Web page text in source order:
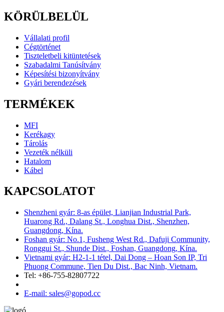
KÖRÜLBELÜL
Vállalati profil
Cégtörténet
Tiszteletbeli kitüntetések
Szabadalmi Tanúsítvány
Képesítési bizonyítvány
Gyári berendezések
TERMÉKEK
MFI
Kerékagy
Tárolás
Vezeték nélküli
Hatalom
Kábel
KAPCSOLATOT
Shenzheni gyár: 8-as épület, Lianjian Industrial Park,
Huarong Rd., Dalang St., Longhua Dist., Shenzhen,
Guangdong, Kína.
Foshan gyár: No.1, Fusheng West Rd., Dafuji Community,
Ronggui St., Shunde Dist., Foshan, Guangdong, Kína.
Vietnami gyár: H2-1-1 tétel, Dai Dong – Hoan Son IP, Tri
Phuong Commune, Tien Du Dist., Bac Ninh, Vietnam.
Tel: +86-755-82807722
E-mail: sales@gopod.cc